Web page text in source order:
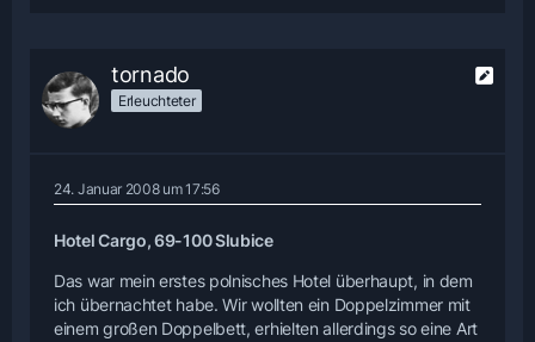
tornado
Erleuchteter
24. Januar 2008 um 17:56
Hotel Cargo, 69-100 Slubice
Das war mein erstes polnisches Hotel überhaupt, in dem
ich übernachtet habe. Wir wollten ein Doppelzimmer mit
einem großen Doppelbett, erhielten allerdings so eine Art